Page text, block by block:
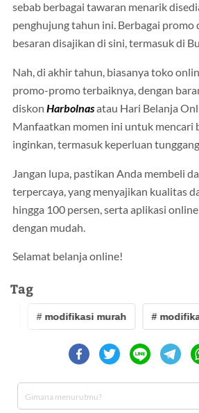
sebab berbagai tawaran menarik
penghujung tahun ini. Berbagai promo
besaran disajikan di sini, termasuk di
Nah, di akhir tahun, biasanya toko
promo-promo terbaiknya, dengan
diskon Harbolnasatau Hari Belanja
Manfaatkan momen ini untuk mencari
inginkan, termasuk keperluan
Jangan lupa, pastikan Anda membeli
terpercaya, yang menyajikan kualitas
hingga 100 persen, serta aplikasi
dengan mudah.
Selamat belanja online!
Tag
# modifikasi murah #